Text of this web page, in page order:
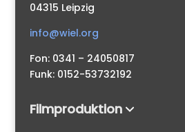
04315 Leipzig
info@wiel.org
Fon: 0341 – 24050817
Funk: 0152-53732192
Filmproduktion